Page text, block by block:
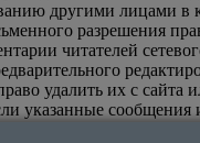
другими лицами в
разрешения
читателей
удалить их с сайта
указанные